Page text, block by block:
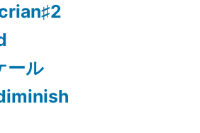
ール